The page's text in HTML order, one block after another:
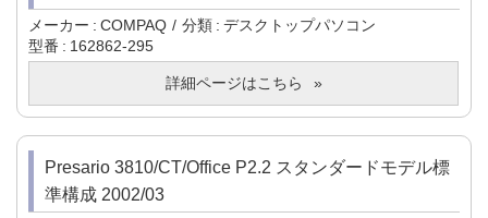
メーカー COMPAQ 分類
デスクトップパソコン
型番
162862-295
詳細ページはこちら
Presario 3810/CT/Office P2.2 スタンダードモデル標
準構成 2002/03